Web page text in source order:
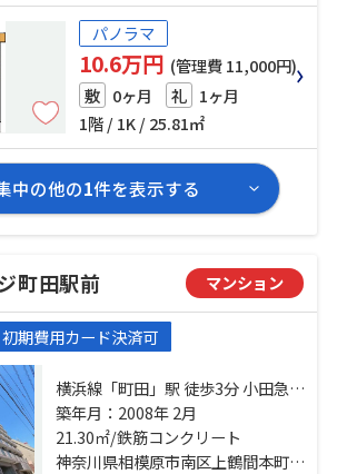
パノラマ
10.6万円 (管理費 11,000円)
敷 0ヶ月 礼 1ヶ月
1階 / 1K / 25.81㎡
中の他の1件を表示する
町田駅前 マンション
初期費用カード決済可
横浜線「町田」駅 徒歩3分 小田急小
田原線「相模大野」駅 徒歩18分 小
田急江ノ島線「東林間」駅 徒歩34
分
築年月：2008年 2月
21.30㎡/鉄筋コンクリート
神奈川県相模原市南区上鶴間本町３丁目